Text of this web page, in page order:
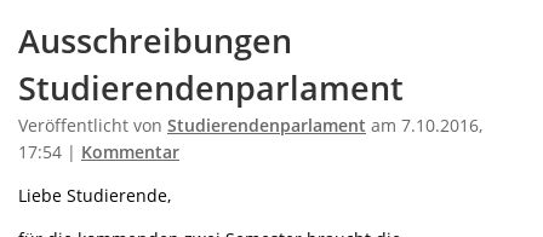
Ausschreibungen
Studierendenparlament
Veröffentlicht von Studierendenparlament am 7.10.2016,
17:54 | Kommentar
Liebe Studierende,